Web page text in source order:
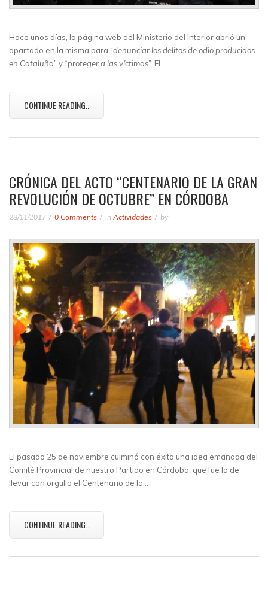
Hace unos días, la página web del Ministerio del Interior abrió un
apartado en la misma para “denunciar los delitos de odio producidos
en Cataluña” y “proteger a las víctimas”. El…
CONTINUE READING..
CRÓNICA DEL ACTO “CENTENARIO DE LA GRAN
REVOLUCIÓN DE OCTUBRE” EN CÓRDOBA
28/11/2017 0 Comments in Actividades by
El pasado 25 de noviembre culminó con éxito una idea emanada del
Comité Provincial de nuestro Partido en Córdoba, que fue la de
llevar con orgullo el Centenario de la…
CONTINUE READING..